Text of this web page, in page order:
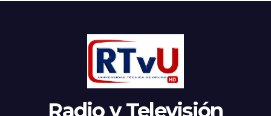
Radio y Televisión